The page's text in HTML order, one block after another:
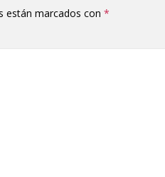
están marcados con *